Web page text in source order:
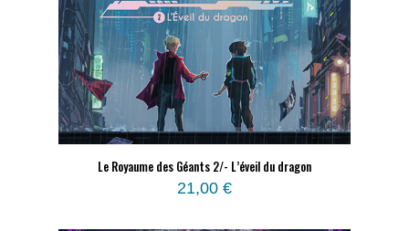
Le Royaume des Géants 2/- L’éveil du dragon
21,00 €